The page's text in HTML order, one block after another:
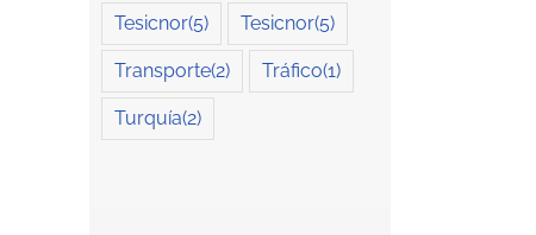
Tesicnor(5) Tesicnor(5)
Transporte(2) Tráfico(1)
Turquía(2)